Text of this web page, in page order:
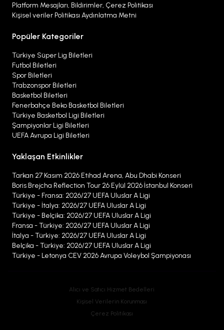
Platform Mesajları, Bildirimler, Çerez Politikası
Kişisel veriler Politikası Aydınlatma Metni
Popüler Kategoriler
Türkiye Süper Lig Biletleri
Futbol Biletleri
Spor Biletleri
Trabzonspor Biletleri
Basketbol Biletleri
Fenerbahçe Beko Basketbol Biletleri
Türkiye Basketbol Ligi Biletleri
Şampiyonlar Ligi Biletleri
UEFA Avrupa Ligi Biletleri
Yaklaşan Etkinlikler
Tarkan 27 Kasım 2026 Etihad Arena, Abu Dhabi Konseri
Boris Brejcha Reflection Tour 26 Eylül 2026 İstanbul Konseri
Türkiye - Fransa: 2026/27 UEFA Uluslar A Ligi
Türkiye - İtalya: 2026/27 UEFA Uluslar A Ligi
Türkiye - Belçika: 2026/27 UEFA Uluslar A Ligi
Fransa - Türkiye: 2026/27 UEFA Uluslar A Ligi
İtalya - Türkiye: 2026/27 UEFA Uluslar A Ligi
Belçika - Türkiye: 2026/27 UEFA Uluslar A Ligi
Türkiye - Letonya CEV 2026 Avrupa Voleybol Şampiyonası
Alıcı ve Satıcı Hizmet Bedelleri
Kişisel Verilerin Korunması
Çerez Politikası